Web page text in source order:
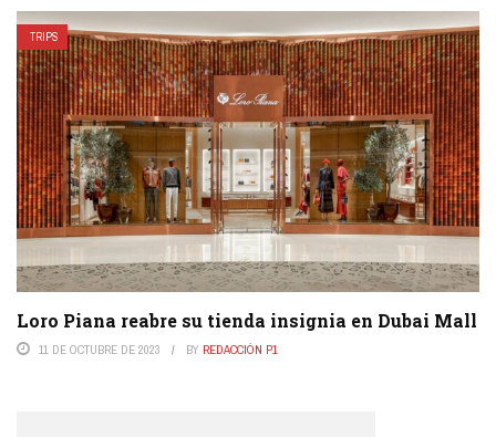
TRIPS
Loro Piana reabre su tienda insignia en Dubai Mall
11 DE OCTUBRE DE 2023 BY REDACCIÓN P1